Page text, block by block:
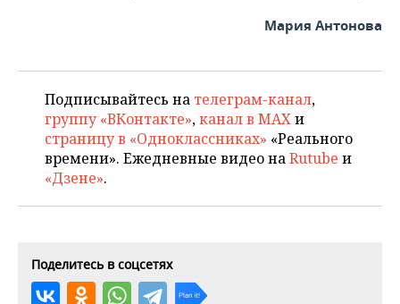
Мария Антонова
Подписывайтесь на телеграм-канал,
группу «ВКонтакте»,канал в MAXи
страницу в «Одноклассниках» «Реального
времени». Ежедневные видео наRutube и
«Дзене».
Поделитесь в соцсетях